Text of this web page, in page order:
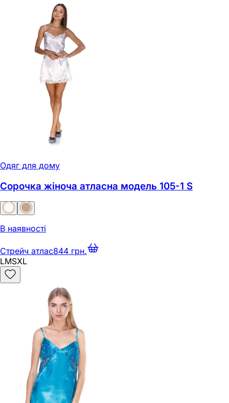
Одяг для дому
Сорочка жіноча атласна модель 105-1 S
В наявності
Стрейч атлас844 грн.
LMSXL